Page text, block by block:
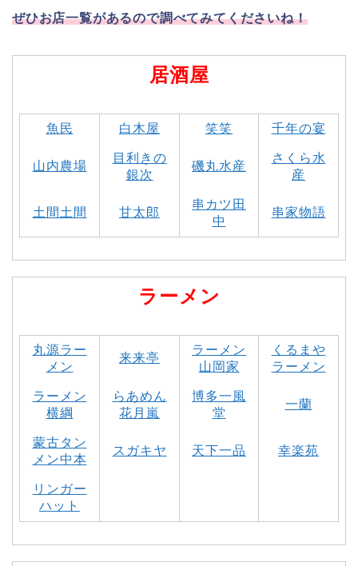
ぜひお店一覧があるので調べてみてくださいね！
居酒屋
魚民 白木屋 笑笑 千年の宴
山内農場
目利きの
銀次
磯丸水産
さくら水
産
土間土間 甘太郎
串カツ田
中
串家物語
ラーメン
丸源ラー
メン
来来亭
ラーメン
山岡家
くるまや
ラーメン
ラーメン
横綱
らあめん
花月嵐
博多一風
堂
一蘭
蒙古タン
メン中本
スガキヤ 天下一品 幸楽苑
リンガー
ハット